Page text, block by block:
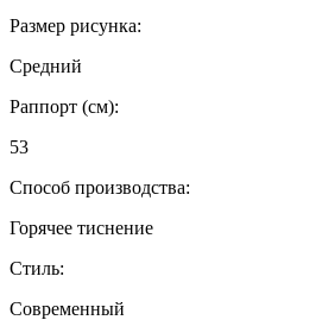
Размер рисунка:
Средний
Раппорт (см):
53
Способ производства:
Горячее тиснение
Стиль:
Современный